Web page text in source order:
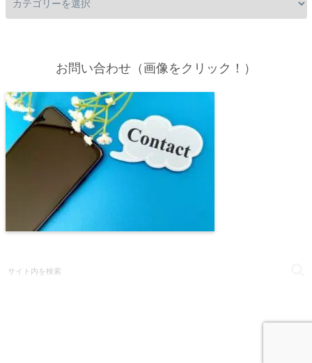
お問い合わせ（画像をクリック！）